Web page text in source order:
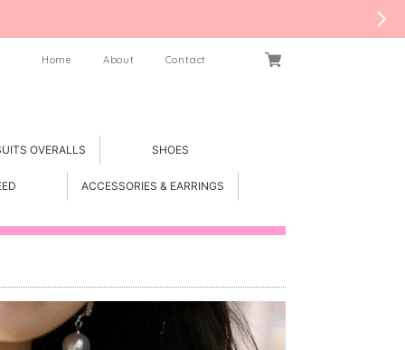
Home About Contact
OVERALLS SHOES
ACCESSORIES & EARRINGS